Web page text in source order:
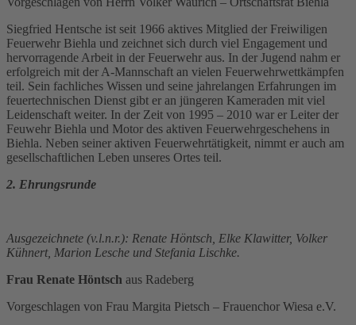
Siegfried Hentsche ist seit 1966 aktives Mitglied der Freiwiligen
Feuerwehr Biehla und zeichnet sich durch viel Engagement und
hervorragende Arbeit in der Feuerwehr aus. In der Jugend nahm er
erfolgreich mit der A-Mannschaft an vielen Feuerwehrwettkämpfen
teil. Sein fachliches Wissen und seine jahrelangen Erfahrungen im
feuertechnischen Dienst gibt er an jüngeren Kameraden mit viel
Leidenschaft weiter. In der Zeit von 1995 – 2010 war er Leiter der
Feuwehr Biehla und Motor des aktiven Feuerwehrgeschehens in
Biehla. Neben seiner aktiven Feuerwehrtätigkeit, nimmt er auch am
gesellschaftlichen Leben unseres Ortes teil.
2. Ehrungsrunde
Ausgezeichnete (v.l.n.r.): Renate Höntsch, Elke Klawitter, Volker
Kühnert, Marion Lesche und Stefania Lischke.
Frau Renate Höntsch aus Radeberg
Vorgeschlagen von Frau Margita Pietsch – Frauenchor Wiesa e.V.